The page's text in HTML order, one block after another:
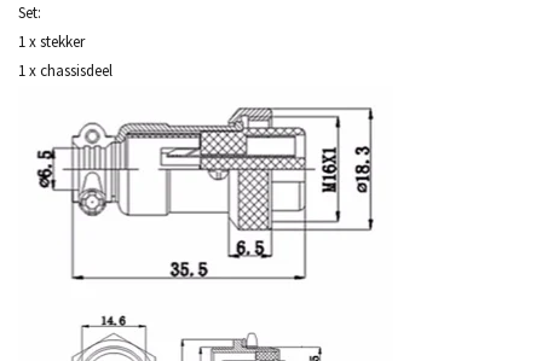
Set:
1 x stekker
1 x chassisdeel